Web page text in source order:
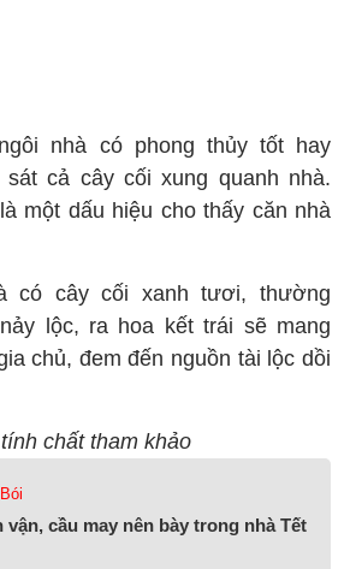
nhà có phong thủy tốt hay
sát cả cây cối xung quanh nhà.
một dấu hiệu cho thấy căn nhà
có cây cối xanh tươi, thường
lộc, ra hoa kết trái sẽ mang
chủ, đem đến nguồn tài lộc dồi
chất tham khảo
Bói
vận, cầu may nên bày trong nhà Tết